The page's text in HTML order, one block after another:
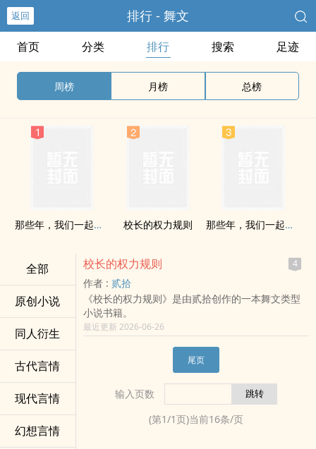
返回 排行 - 舞文
首页 分类 排行 搜索 足迹
周榜 月榜 总榜
那些年，我们一起追过的梦 校长的权力规则 那些年，我们一起追过的梦
全部
原创小说
同人衍生
古代言情
现代言情
幻想言情
校长的权力规则 4
作者 : 贰拾
《校长的权力规则》是由贰拾创作的一本舞文类型
小说书籍。
最近更新 2026-06-26
尾页
输入页数
(第1/1页)当前16条/页